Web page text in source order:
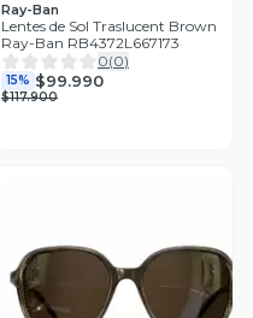
Ray-Ban
Lentes de Sol Traslucent Brown
Ray-Ban RB4372L667173
0(0)
15% $99.990
$117.900